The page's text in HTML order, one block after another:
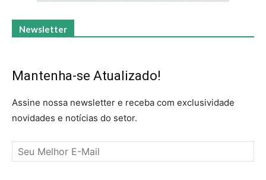
Newsletter
Mantenha-se Atualizado!
Assine nossa newsletter e receba com exclusividade
novidades e notícias do setor.